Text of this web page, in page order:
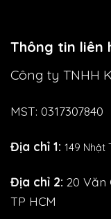
Thông tin liên
Công ty TNHH
MST: 0317307840
Địa chỉ 1: 149 Nhật
Địa chỉ 2: 20 Văn
TP HCM